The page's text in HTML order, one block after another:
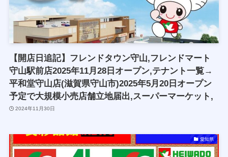
【開店日追記】フレンドタウン守山,フレンドマート
守山駅前店2025年11月28日オープン,テナント一覧→
平和堂守山店(滋賀県守山市)2025年5月20日オープン
予定で大規模小売店舗立地届出,スーパーマーケット,
2024年11月30日
愛知県